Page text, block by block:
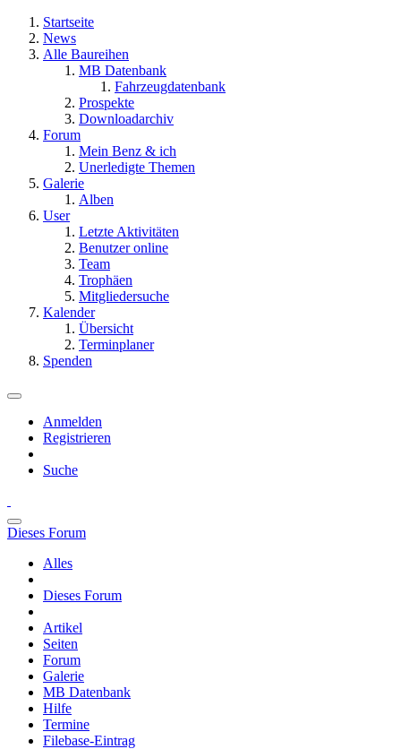
Startseite
News
Alle Baureihen
MB Datenbank
Fahrzeugdatenbank
Prospekte
Downloadarchiv
Forum
Mein Benz & ich
Unerledigte Themen
Galerie
Alben
User
Letzte Aktivitäten
Benutzer online
Team
Trophäen
Mitgliedersuche
Kalender
Übersicht
Terminplaner
Spenden
Anmelden
Registrieren
Suche
Dieses Forum
Alles
Dieses Forum
Artikel
Seiten
Forum
Galerie
MB Datenbank
Hilfe
Termine
Filebase-Eintrag